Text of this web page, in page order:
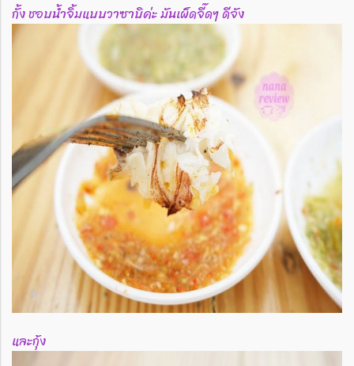
กั้ง ชอบน้ำจิ้มแบบวาซาบิค่ะ มันเผ็ดจี๊ดๆ ดีจัง
และกุ้ง